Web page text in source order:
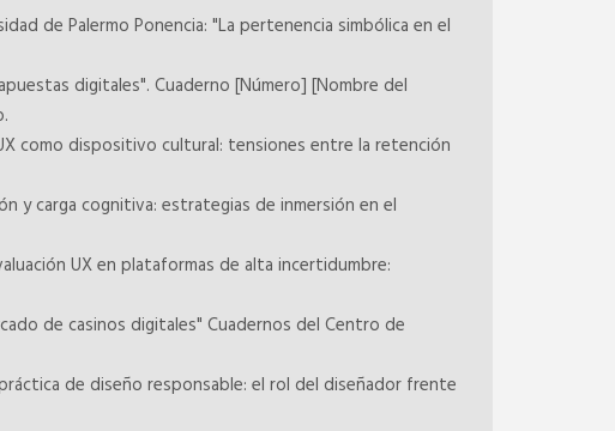
de Palermo Ponencia: "La pertenencia simbólica en el
digitales". Cuaderno [Número] [Nombre del
como dispositivo cultural: tensiones entre la retención
y carga cognitiva: estrategias de inmersión en el
UX en plataformas de alta incertidumbre:
de casinos digitales" Cuadernos del Centro de
de diseño responsable: el rol del diseñador frente